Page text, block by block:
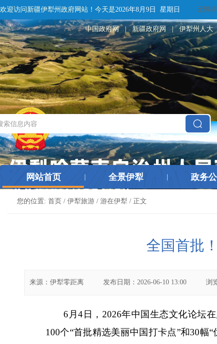
欢迎访问新疆伊犁州政府网站！ 今天是2026年8月9日 星期日 无障碍
中国政府网 | 新疆政府网 | 伊犁州人大
网站首页 全景伊犁 政务
您的位置: 首页 / 伊犁旅游 / 游在伊犁 / 正文
全国首批
来源： 伊犁零距离 发布日期： 2026-06-10 13:00 浏
6月4日，2026年中国生态文化论坛
100个“首批精选美丽中国打卡点”和30